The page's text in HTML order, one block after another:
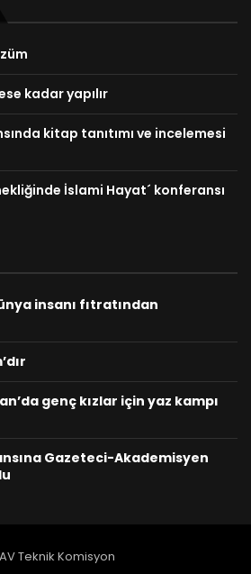
kadar yapılır
kitap tanıtımı ve incelemesi
İslami Hayat´ konferansı
insanı fıtratından
genç kızlar için yaz kampı
Gazeteci-Akademisyen
Teknik Komisyon